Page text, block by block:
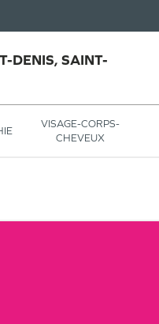
DENIS, SAINT-
VISAGE-CORPS-
CHEVEUX